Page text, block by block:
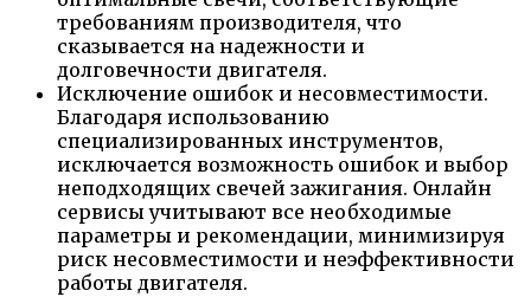
требованиям производителя, что
сказывается на надежности и
долговечности двигателя.
Исключение ошибок и несовместимости.
Благодаря использованию
специализированных инструментов,
исключается возможность ошибок и выбор
неподходящих свечей зажигания. Онлайн
сервисы учитывают все необходимые
параметры и рекомендации, минимизируя
риск несовместимости и неэффективности
работы двигателя.